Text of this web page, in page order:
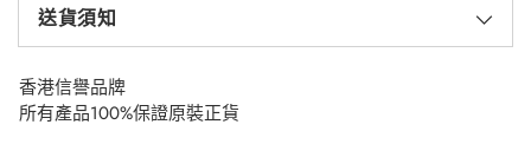
送貨須知
香港信譽品牌
所有產品100%保證原裝正貨